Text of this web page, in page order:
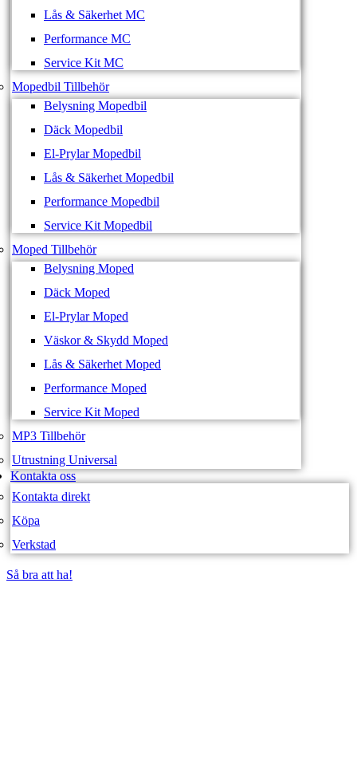
Lås & Säkerhet MC
Performance MC
Service Kit MC
Mopedbil Tillbehör
Belysning Mopedbil
Däck Mopedbil
El-Prylar Mopedbil
Lås & Säkerhet Mopedbil
Performance Mopedbil
Service Kit Mopedbil
Moped Tillbehör
Belysning Moped
Däck Moped
El-Prylar Moped
Väskor & Skydd Moped
Lås & Säkerhet Moped
Performance Moped
Service Kit Moped
MP3 Tillbehör
Utrustning Universal
Kontakta oss
Kontakta direkt
Köpa
Verkstad
Så bra att ha!